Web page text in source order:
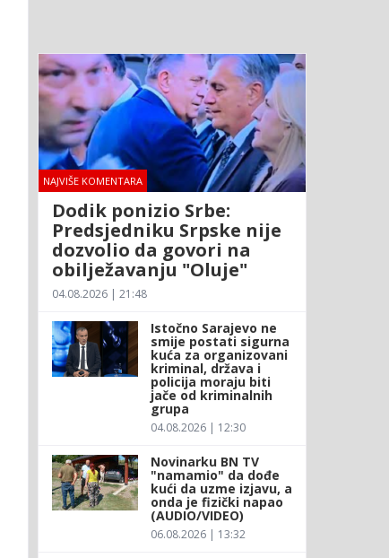
NAJVIŠE KOMENTARA
Dodik ponizio Srbe:
Predsjedniku Srpske nije
dozvolio da govori na
obilježavanju "Oluje"
04.08.2026 | 21:48
Istočno Sarajevo ne
smije postati sigurna
kuća za organizovani
kriminal, država i
policija moraju biti
jače od kriminalnih
grupa
04.08.2026 | 12:30
Novinarku BN TV
"namamio" da dođe
kući da uzme izjavu, a
onda je fizički napao
(AUDIO/VIDEO)
06.08.2026 | 13:32